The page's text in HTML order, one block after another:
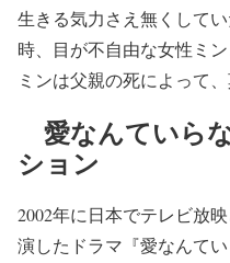
生きる気力さえ無くして
時、目が不自由な女性ミン
ミンは父親の死によって
愛なんていら
ション
2002年に日本でテレビ放
演したドラマ『愛なんて